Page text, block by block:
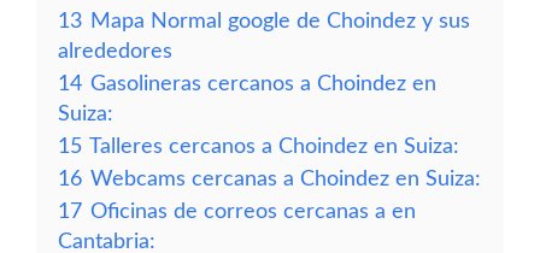
13 Mapa Normal google de Choindez y sus
alrededores
14 Gasolineras cercanos a Choindez en
Suiza:
15 Talleres cercanos a Choindez en Suiza:
16 Webcams cercanas a Choindez en Suiza:
17 Oficinas de correos cercanas a en
Cantabria: